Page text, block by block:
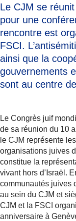
Le CJM se
pour une
rencontre est
FSCI.
ainsi que la
gouvernements
sont au centre
Le Congrès juif
de sa réunion du 10
le CJM représente
organisations juives
constitue la
vivant hors d’Israël.
communautés juives
au sein du CJM et
CJM et la FSCI
anniversaire à